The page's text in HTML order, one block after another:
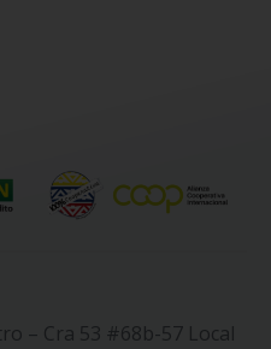
– Cra 53 #68b-57 Local